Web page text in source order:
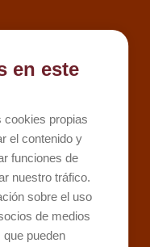
en este
cookies propias
el contenido y
funciones de
nuestro tráfico.
sobre el uso
de medios
pueden